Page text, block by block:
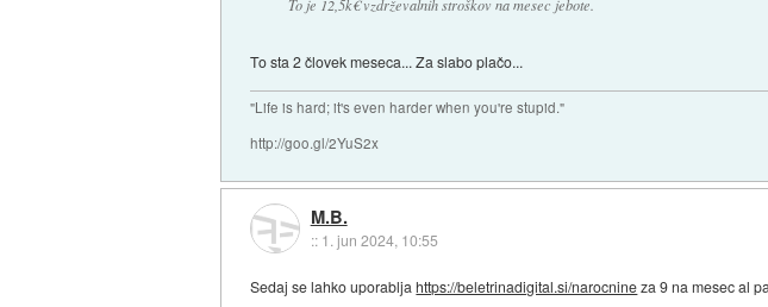
To je 12,5k€ vzdrževalnih stroškov na mesec jebote.
To sta 2 človek meseca... Za slabo plačo...
"Life is hard; it's even harder when you're stupid."
http://goo.gl/2YuS2x
M.B.
:: 1. jun 2024, 10:55
Sedaj se lahko uporabljahttps://beletrinadigital.si/narocnineza 9 na mesec al